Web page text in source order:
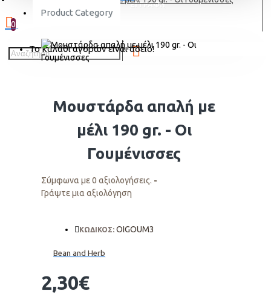
ΕΓΓΡΑΦΗ
Product Category
0
Το καλάθι αγορών είναι άδειο!
Μουστάρδα απαλή με
μέλι 190 gr. - Οι
Γουμένισσες
Σύμφωνα με 0 αξιολογήσεις. -
Γράψτε μια αξιολόγηση
2,30€
ΚΩΔΙΚΟΣ: OIGOUM3
Bean and Herb